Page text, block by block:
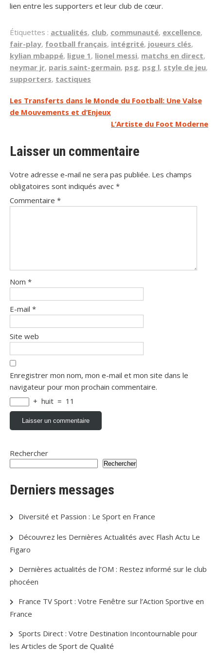
lien entre les supporters et leur club de cœur.
Étiquettes : actualités, club, communauté, excellence,
fair-play, football français, intégrité, joueurs clés,
kylian mbappé, ligue 1, lionel messi, matchs en direct,
neymar jr, paris saint-germain, psg, psg l, style de jeu,
supporters, tactiques
Navigation
de
Les Transferts dans le Monde du Football: Une Valse
de Mouvements et d’Enjeux
L’Artiste du Foot Moderne
Laisser un commentaire
Votre adresse e-mail ne sera pas publiée. Les champs
obligatoires sont indiqués avec *
Commentaire *
Nom *
E-mail *
Site web
Enregistrer mon nom, mon e-mail et mon site dans le
navigateur pour mon prochain commentaire.
+ huit = 11
Rechercher
Rechercher
Derniers messages
Diversité et Passion : Le Sport en France
Découvrez les Dernières Actualités avec Flash Actu Le
Figaro
Dernières actualités de l’OM : Restez informé sur le club
phocéen
France TV Sport : Votre Fenêtre sur l’Action Sportive en
France
Sports Direct : Votre Destination Incontournable pour
les Articles de Sport de Qualité